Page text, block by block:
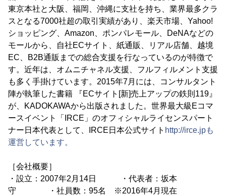
東京本社と大阪、福岡、沖縄に支社を持ち、業界最多クラ
スとなる7000社超の取引実績があり、楽天市場、Yahoo!
ショッピング、Amazon、ポンパレモール、DeNAなどの
モールから、自社ECサイト、紙通販、リアル店舗、越境
EC、B2B通販までの総合支援を行なっているのが特徴で
す。近年は、オムニチャネル支援、フルフィルメント支援
も多く手掛けています。2015年7月には、コンサルタント
陣が執筆した書籍 『ECサイト[新]売上アップの鉄則119』
が、KADOKAWAから出版されました。世界最大級Eコマ
ースイベント「IRCE」のオフィシャルライセンスパート
ナー日本代表として、IRCE日本公式サイト http://irce.jpも
運営しています。
［会社概要］
・設立：2007年2月14日 ・代表者：坂本
守 ・社員数：95名 ※2016年4月現在